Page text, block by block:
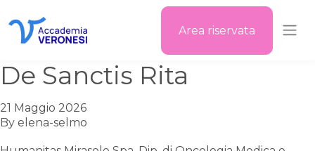
Area riservata
De Sanctis Rita
21 Maggio 2026
By elena-selmo